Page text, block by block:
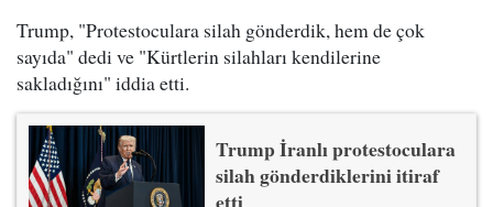
Trump, "Protestoculara silah gönderdik, hem de çok
sayıda" dedi ve "Kürtlerin silahları kendilerine
sakladığını" iddia etti.
Trump İranlı protestoculara
silah gönderdiklerini itiraf
etti